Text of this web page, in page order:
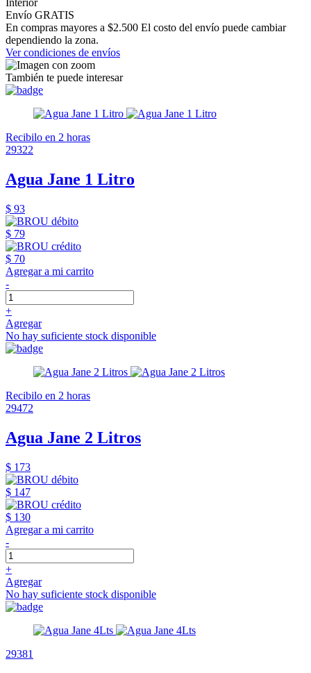
Envío GRATIS
En compras mayores a $2.500 El costo del envío puede cambiar
dependiendo la zona.
Ver condiciones de envíos
También te puede interesar
Recibilo en 2 horas
29322
Agua Jane 1 Litro
$ 93
$ 79
$ 70
Agregar a mi carrito
-
+
Agregar
No hay suficiente stock disponible
Recibilo en 2 horas
29472
Agua Jane 2 Litros
$ 173
$ 147
$ 130
Agregar a mi carrito
-
+
Agregar
No hay suficiente stock disponible
29381